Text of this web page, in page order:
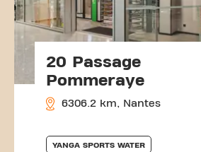
20 Passage
Pommeraye
6306.2 km, Nantes
YANGA SPORTS WATER